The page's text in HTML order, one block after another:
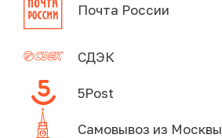
Почта России
СДЭК
5Post
Самовывоз из Москвы